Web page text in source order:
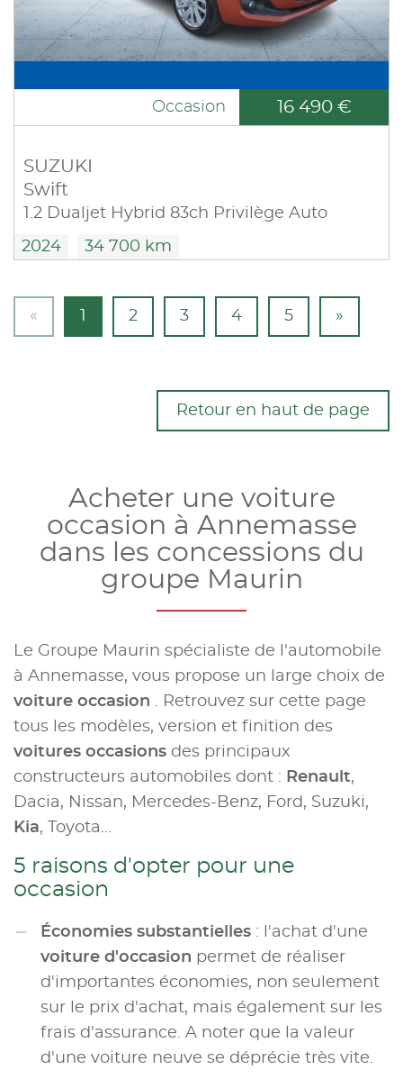
Occasion 16 490 €
SUZUKI
Swift
1.2 Dualjet Hybrid 83ch Privilège Auto
2024 34 700 km
« 2 3 4 5 »
Retour en haut de page
Acheter une voiture
occasion à Annemasse
dans les concessions du
groupe Maurin
Le Groupe Maurin spécialiste de l'automobile
à Annemasse, vous propose un large choix de
voiture occasion . Retrouvez sur cette page
tous les modèles, version et finition des
voitures occasions des principaux
constructeurs automobiles dont : Renault,
Dacia, Nissan, Mercedes-Benz, Ford, Suzuki,
Kia, Toyota...
5 raisons d'opter pour une
occasion
Économies substantielles : l'achat d'une
voiture d'occasion permet de réaliser
d'importantes économies, non seulement
sur le prix d'achat, mais également sur les
frais d'assurance. A noter que la valeur
d'une voiture neuve se déprécie très vite.